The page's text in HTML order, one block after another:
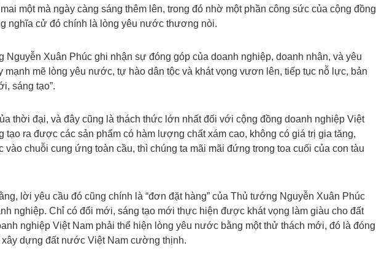
một mà ngày càng sáng thêm lên, trong đó nhờ một phần công sức của cộng đồng
nghĩa cử đó chính là lòng yêu nước thương nòi.
Nguyễn Xuân Phúc ghi nhận sự đóng góp của doanh nghiệp, doanh nhân, và yêu
mạnh mẽ lòng yêu nước, tự hào dân tộc và khát vọng vươn lên, tiếp tục nỗ lực, bản
sáng tạo”.
thời đại, và đây cũng là thách thức lớn nhất đối với cộng đồng doanh nghiệp Việt
tạo ra được các sản phẩm có hàm lượng chất xám cao, không có giá trị gia tăng,
vào chuỗi cung ứng toàn cầu, thì chúng ta mãi mãi đứng trong toa cuối của con tàu
lời yêu cầu đó cũng chính là “đơn đặt hàng” của Thủ tướng Nguyễn Xuân Phúc
nghiệp. Chỉ có đổi mới, sáng tạo mới thực hiện được khát vọng làm giàu cho đất
nghiệp Việt Nam phải thể hiện lòng yêu nước bằng một thử thách mới, đó là đóng
dựng đất nước Việt Nam cường thịnh.